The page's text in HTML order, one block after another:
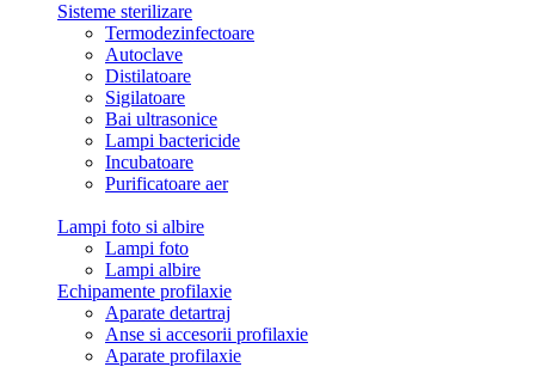
Sisteme sterilizare
Termodezinfectoare
Autoclave
Distilatoare
Sigilatoare
Bai ultrasonice
Lampi bactericide
Incubatoare
Purificatoare aer
Lampi foto si albire
Lampi foto
Lampi albire
Echipamente profilaxie
Aparate detartraj
Anse si accesorii profilaxie
Aparate profilaxie